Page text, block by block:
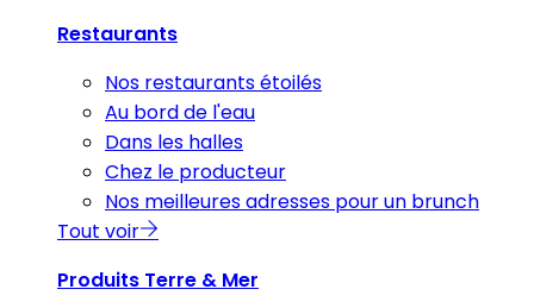
Restaurants
Nos restaurants étoilés
Au bord de l'eau
Dans les halles
Chez le producteur
Nos meilleures adresses pour un brunch
Tout voir
Produits Terre & Mer